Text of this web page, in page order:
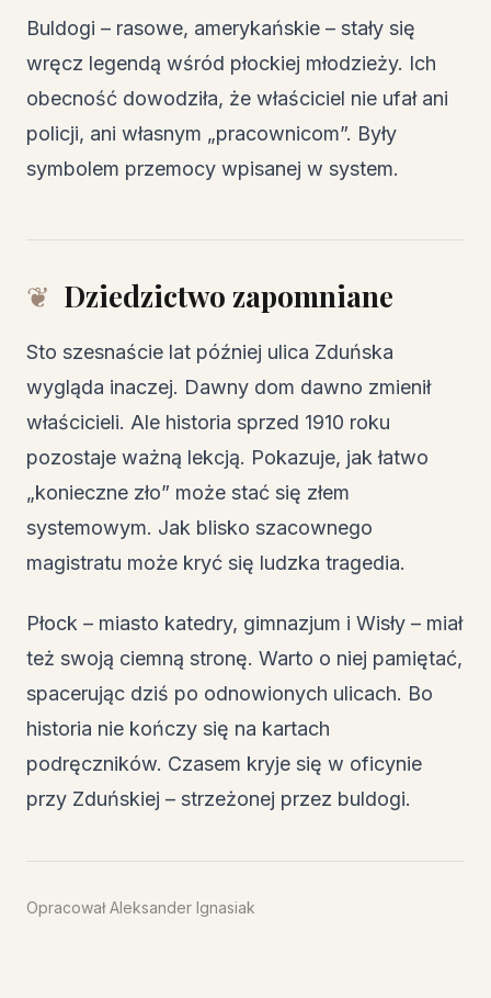
Buldogi – rasowe, amerykańskie – stały się
wręcz legendą wśród płockiej młodzieży. Ich
obecność dowodziła, że właściciel nie ufał ani
policji, ani własnym „pracownicom”. Były
symbolem przemocy wpisanej w system.
Dziedzictwo zapomniane
Sto szesnaście lat później ulica Zduńska
wygląda inaczej. Dawny dom dawno zmienił
właścicieli. Ale historia sprzed 1910 roku
pozostaje ważną lekcją. Pokazuje, jak łatwo
„konieczne zło” może stać się złem
systemowym. Jak blisko szacownego
magistratu może kryć się ludzka tragedia.
Płock – miasto katedry, gimnazjum i Wisły – miał
też swoją ciemną stronę. Warto o niej pamiętać,
spacerując dziś po odnowionych ulicach. Bo
historia nie kończy się na kartach
podręczników. Czasem kryje się w oficynie
przy Zduńskiej – strzeżonej przez buldogi.
Opracował Aleksander Ignasiak